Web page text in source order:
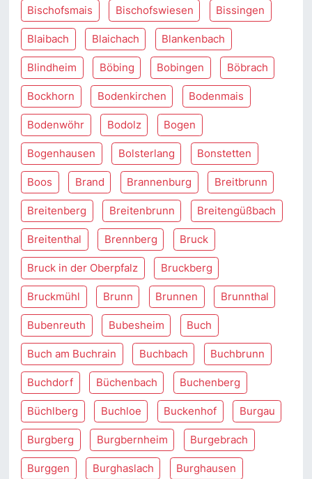
Bischofsmais Bischofswiesen Bissingen
Blaibach Blaichach Blankenbach
Blindheim Böbing Bobingen Böbrach
Bockhorn Bodenkirchen Bodenmais
Bodenwöhr Bodolz Bogen
Bogenhausen Bolsterlang Bonstetten
Boos Brand Brannenburg Breitbrunn
Breitenberg Breitenbrunn Breitengüßbach
Breitenthal Brennberg Bruck
Bruck in der Oberpfalz Bruckberg
Bruckmühl Brunn Brunnen Brunnthal
Bubenreuth Bubesheim Buch
Buch am Buchrain Buchbach Buchbrunn
Buchdorf Büchenbach Buchenberg
Büchlberg Buchloe Buckenhof Burgau
Burgberg Burgbernheim Burgebrach
Burggen Burghaslach Burghausen